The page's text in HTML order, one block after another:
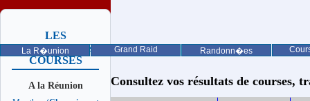
La R�union Grand Raid Randonn�es
LES
PROCHAINES
COURSES
A la Réunion Consultez vos résultats de courses,